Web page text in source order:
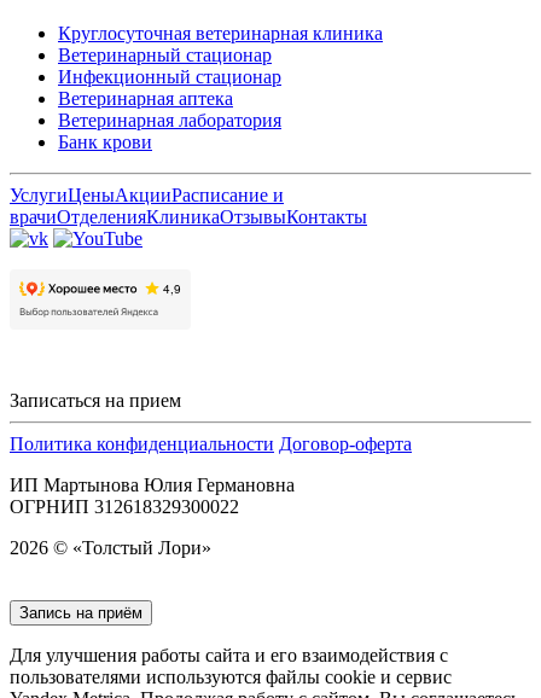
Круглосуточная ветеринарная клиника
Ветеринарный стационар
Инфекционный стационар
Ветеринарная аптека
Ветеринарная лаборатория
Банк крови
УслугиЦеныАкцииРасписание и
врачиОтделенияКлиникаОтзывыКонтакты
Записаться на прием
Политика конфиденциальности Договор-оферта
ИП Мартынова Юлия Германовна
ОГРНИП 312618329300022
2026 © «Толстый Лори»
Запись на приём
Для улучшения работы сайта и его взаимодействия с
пользователями используются файлы cookie и сервис